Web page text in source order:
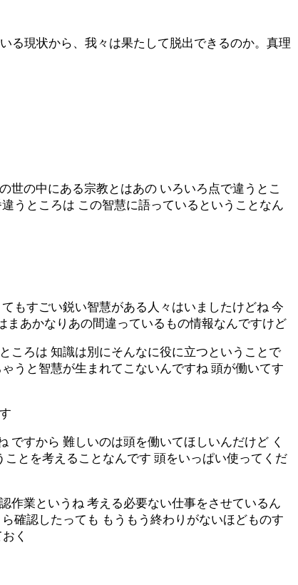
る現状から、我々は果たして脱出できるのか。真理
世の中にある宗教とはあの いろいろ点で違うとこ
うところは この智慧に語っているということなん
もすごい鋭い智慧がある人々はいましたけどね 今
まあかなりあの間違っているもの情報なんですけど
ころは 知識は別にそんなに役に立つということで
うと智慧が生まれてこないんですね 頭が働いてす
すから 難しいのは頭を働いてほしいんだけど く
とを考えることなんです 頭をいっぱい使ってくだ
作業というね 考える必要ない仕事をさせているん
確認したっても もうもう終わりがないほどものす
く